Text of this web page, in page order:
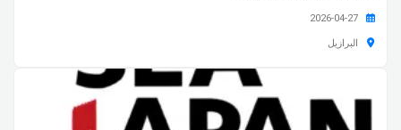
البرازيل